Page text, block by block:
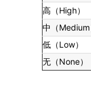
高（ High）
中（ Medium
低（ Low）
无（ None）